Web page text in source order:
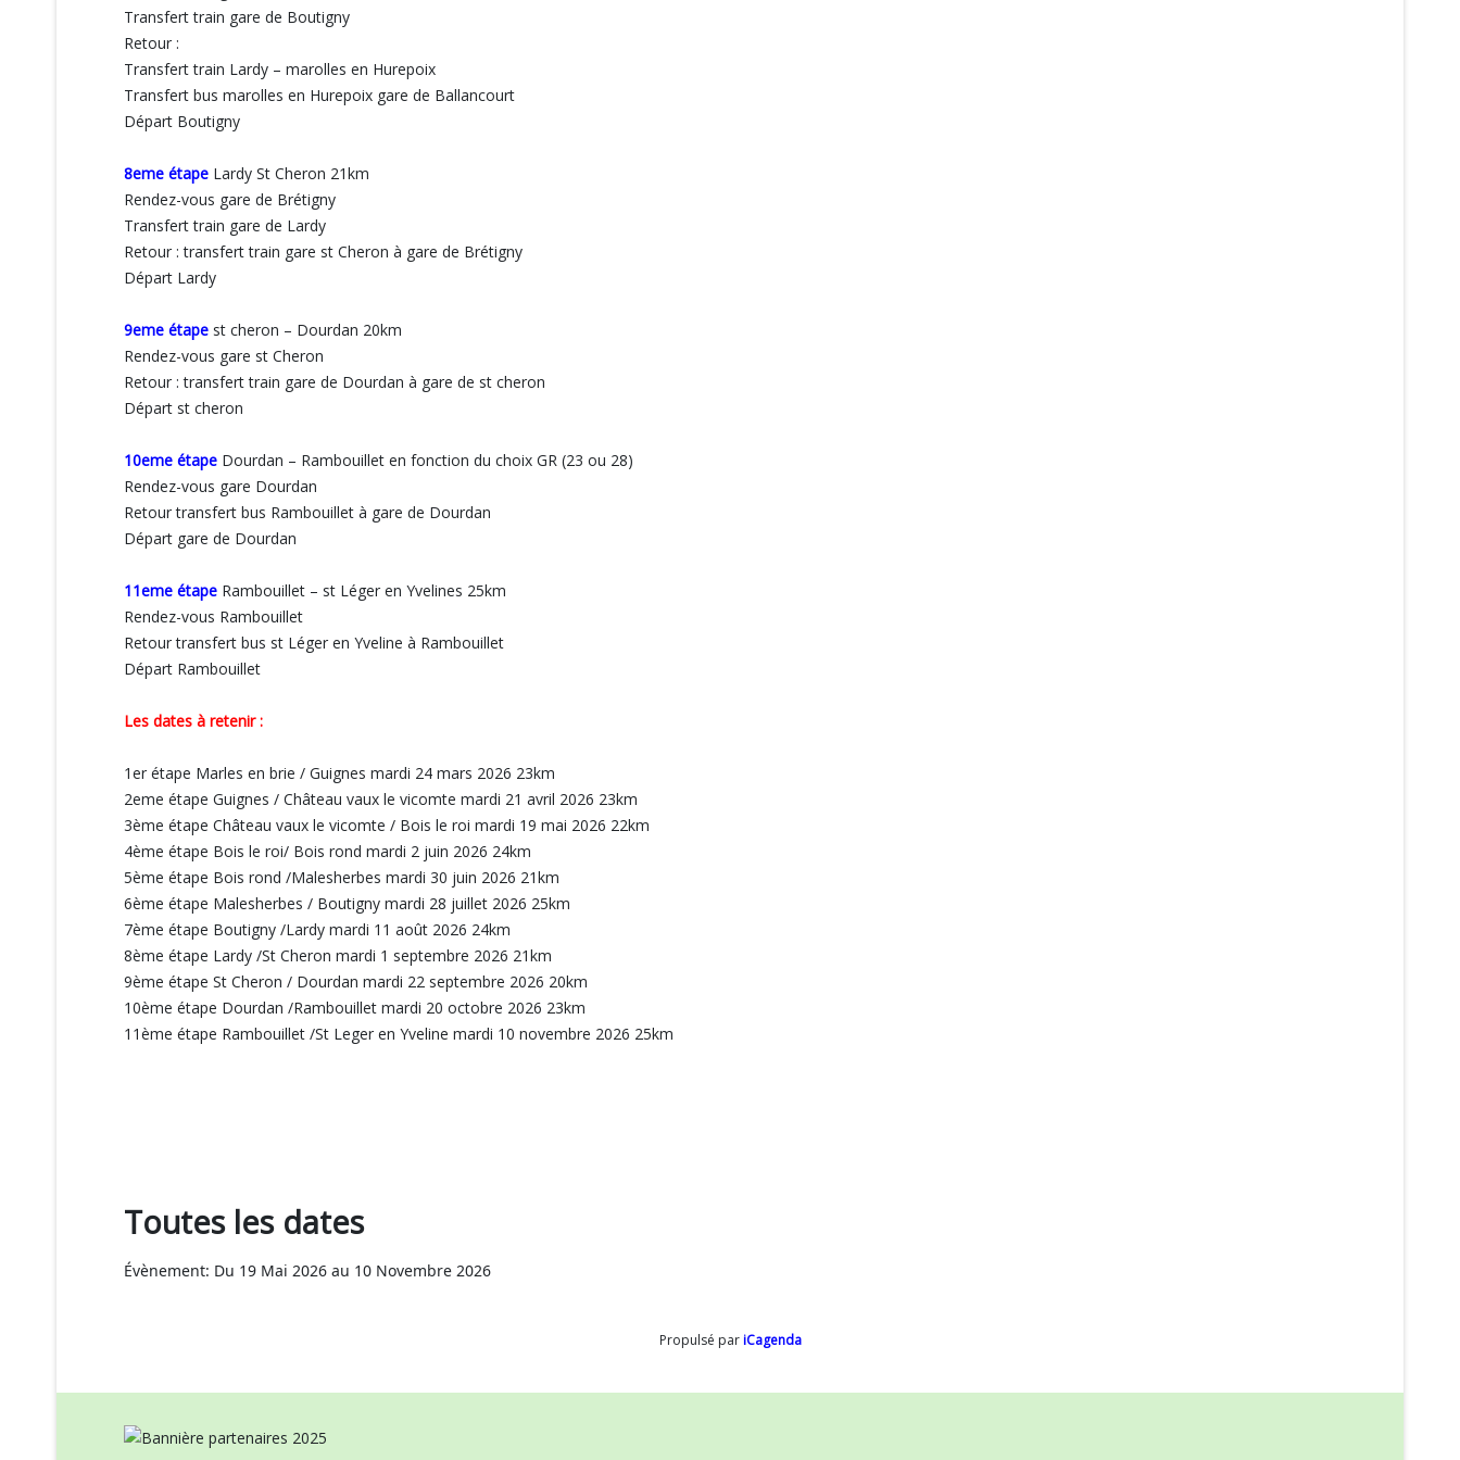
Transfert train gare de Boutigny
Retour :
Transfert train Lardy – marolles en Hurepoix
Transfert bus marolles en Hurepoix gare de Ballancourt
Départ Boutigny
8eme étape Lardy St Cheron 21km
Rendez-vous gare de Brétigny
Transfert train gare de Lardy
Retour : transfert train gare st Cheron à gare de Brétigny
Départ Lardy
9eme étape st cheron – Dourdan 20km
Rendez-vous gare st Cheron
Retour : transfert train gare de Dourdan à gare de st cheron
Départ st cheron
10eme étape Dourdan – Rambouillet en fonction du choix GR (23 ou 28)
Rendez-vous gare Dourdan
Retour transfert bus Rambouillet à gare de Dourdan
Départ gare de Dourdan
11eme étape Rambouillet – st Léger en Yvelines 25km
Rendez-vous Rambouillet
Retour transfert bus st Léger en Yveline à Rambouillet
Départ Rambouillet
Les dates à retenir :
1er étape Marles en brie / Guignes mardi 24 mars 2026 23km
2eme étape Guignes / Château vaux le vicomte mardi 21 avril 2026 23km
3ème étape Château vaux le vicomte / Bois le roi mardi 19 mai 2026 22km
4ème étape Bois le roi/ Bois rond mardi 2 juin 2026 24km
5ème étape Bois rond /Malesherbes mardi 30 juin 2026 21km
6ème étape Malesherbes / Boutigny mardi 28 juillet 2026 25km
7ème étape Boutigny /Lardy mardi 11 août 2026 24km
8ème étape Lardy /St Cheron mardi 1 septembre 2026 21km
9ème étape St Cheron / Dourdan mardi 22 septembre 2026 20km
10ème étape Dourdan /Rambouillet mardi 20 octobre 2026 23km
11ème étape Rambouillet /St Leger en Yveline mardi 10 novembre 2026 25km
Toutes les dates
Évènement: Du 19 Mai 2026 au 10 Novembre 2026
Propulsé pariCagenda